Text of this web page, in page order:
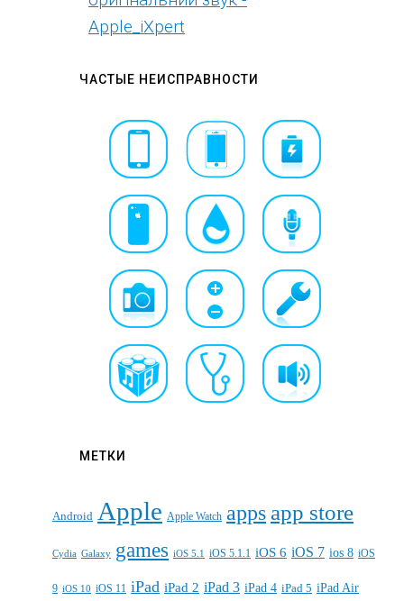
Apple_iXpert
ЧАСТЫЕ НЕИСПРАВНОСТИ
МЕТКИ
Android Apple Apple Watch apps app store
Cydia Galaxy games iOS 5.1 iOS 5.1.1 iOS 6 iOS 7 ios 8 iOS
9 iOS 10 iOS 11 iPad iPad 2 iPad 3 iPad 4 iPad 5 iPad Air